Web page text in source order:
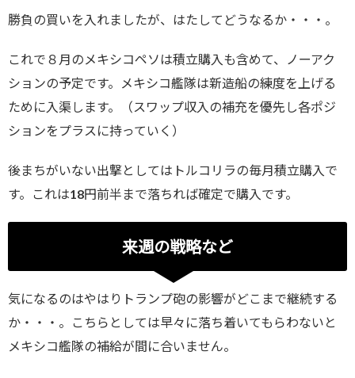
勝負の買いを入れましたが、はたしてどうなるか・・・。
これで８月のメキシコペソは積立購入も含めて、ノーアク
ションの予定です。メキシコ艦隊は新造船の練度を上げる
ために入渠します。（スワップ収入の補充を優先し各ポジ
ションをプラスに持っていく）
後まちがいない出撃としてはトルコリラの毎月積立購入で
す。これは18円前半まで落ちれば確定で購入です。
来週の戦略など
気になるのはやはりトランプ砲の影響がどこまで継続する
か・・・。こちらとしては早々に落ち着いてもらわないと
メキシコ艦隊の補給が間に合いません。